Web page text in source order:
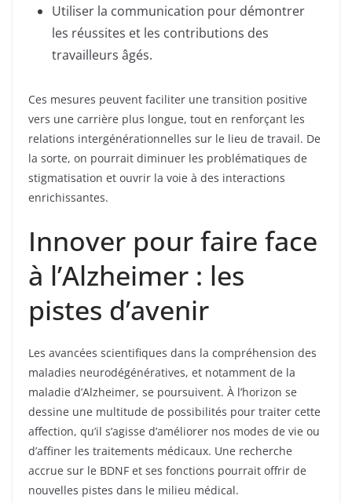
Utiliser la communication pour démontrer
les réussites et les contributions des
travailleurs âgés.
Ces mesures peuvent faciliter une transition positive
vers une carrière plus longue, tout en renforçant les
relations intergénérationnelles sur le lieu de travail. De
la sorte, on pourrait diminuer les problématiques de
stigmatisation et ouvrir la voie à des interactions
enrichissantes.
Innover pour faire face
à l’Alzheimer : les
pistes d’avenir
Les avancées scientifiques dans la compréhension des
maladies neurodégénératives, et notamment de la
maladie d’Alzheimer, se poursuivent. À l’horizon se
dessine une multitude de possibilités pour traiter cette
affection, qu’il s’agisse d’améliorer nos modes de vie ou
d’affiner les traitements médicaux. Une recherche
accrue sur le BDNF et ses fonctions pourrait offrir de
nouvelles pistes dans le milieu médical.